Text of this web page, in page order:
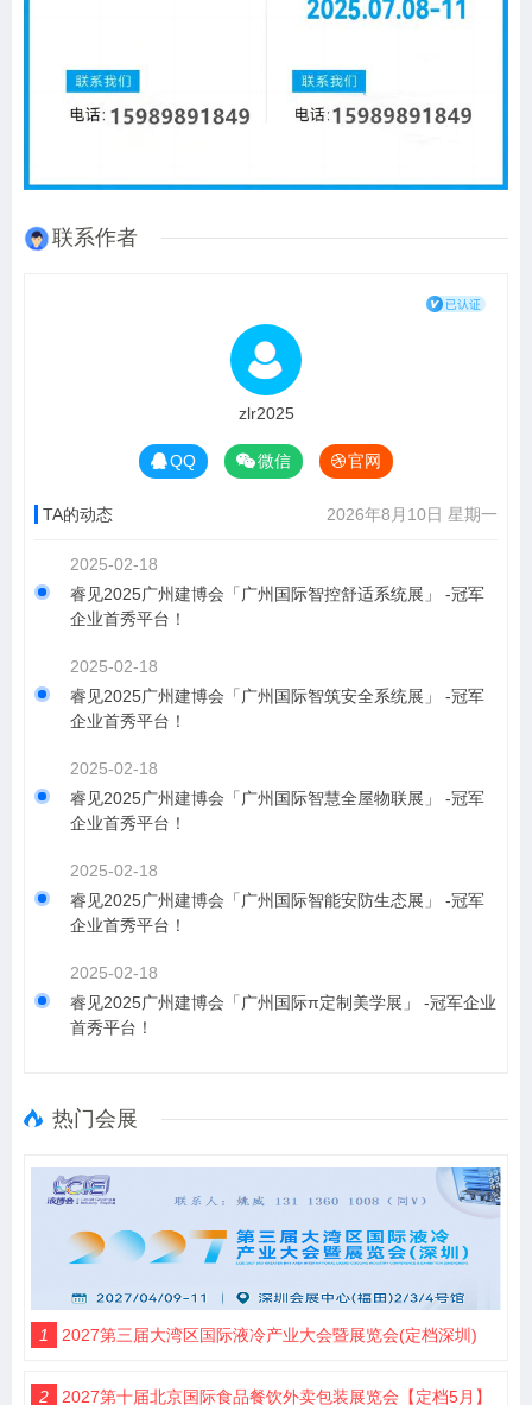
联系作者
zlr2025
QQ 微信 官网
TA的动态 2026年8月10日 星期一
2025-02-18
睿见2025广州建博会「广州国际智控舒适系统展」 -冠军
企业首秀平台！
2025-02-18
睿见2025广州建博会「广州国际智筑安全系统展」 -冠军
企业首秀平台！
2025-02-18
睿见2025广州建博会「广州国际智慧全屋物联展」 -冠军
企业首秀平台！
2025-02-18
睿见2025广州建博会「广州国际智能安防生态展」 -冠军
企业首秀平台！
2025-02-18
睿见2025广州建博会「广州国际π定制美学展」 -冠军企业
首秀平台！
热门会展
1 2027第三届大湾区国际液冷产业大会暨展览会(定档深圳)
2 2027第十届北京国际食品餐饮外卖包装展览会【定档5月】